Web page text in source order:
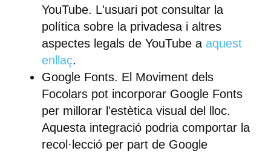
YouTube. L'usuari pot consultar la
política sobre la privadesa i altres
aspectes legals de YouTube a aquest
enllaç.
Google Fonts. El Moviment dels
Focolars pot incorporar Google Fonts
per millorar l'estètica visual del lloc.
Aquesta integració podria comportar la
recol·lecció per part de Google